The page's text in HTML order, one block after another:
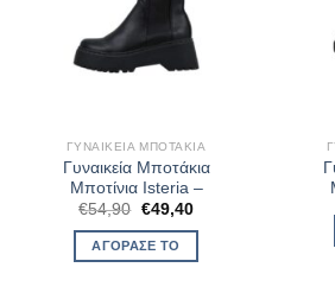
ΓΥΝΑΙΚΕΊΑ ΜΠΟΤΆΚΙΑ
Γυναικεία Μποτάκια
Μποτίνια Isteria –
€54,90 Original
was:
€54,90.
€49,40Η
ΑΓΌΡΑΣΈ ΤΟ